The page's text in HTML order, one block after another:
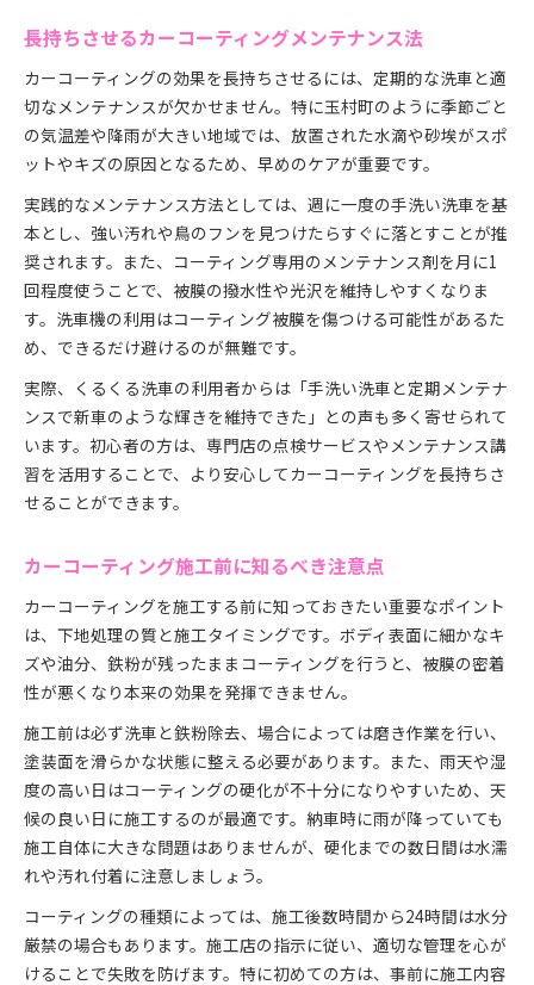
長持ちさせるカーコーティングメンテナンス法
カーコーティングの効果を長持ちさせるには、定期的な洗車と適
切なメンテナンスが欠かせません。特に玉村町のように季節ごと
の気温差や降雨が大きい地域では、放置された水滴や砂埃がスポ
ットやキズの原因となるため、早めのケアが重要です。
実践的なメンテナンス方法としては、週に一度の手洗い洗車を基
本とし、強い汚れや鳥のフンを見つけたらすぐに落とすことが推
奨されます。また、コーティング専用のメンテナンス剤を月に1
回程度使うことで、被膜の撥水性や光沢を維持しやすくなりま
す。洗車機の利用はコーティング被膜を傷つける可能性があるた
め、できるだけ避けるのが無難です。
実際、くるくる洗車の利用者からは「手洗い洗車と定期メンテナ
ンスで新車のような輝きを維持できた」との声も多く寄せられて
います。初心者の方は、専門店の点検サービスやメンテナンス講
習を活用することで、より安心してカーコーティングを長持ちさ
せることができます。
カーコーティング施工前に知るべき注意点
カーコーティングを施工する前に知っておきたい重要なポイント
は、下地処理の質と施工タイミングです。ボディ表面に細かなキ
ズや油分、鉄粉が残ったままコーティングを行うと、被膜の密着
性が悪くなり本来の効果を発揮できません。
施工前は必ず洗車と鉄粉除去、場合によっては磨き作業を行い、
塗装面を滑らかな状態に整える必要があります。また、雨天や湿
度の高い日はコーティングの硬化が不十分になりやすいため、天
候の良い日に施工するのが最適です。納車時に雨が降っていても
施工自体に大きな問題はありませんが、硬化までの数日間は水濡
れや汚れ付着に注意しましょう。
コーティングの種類によっては、施工後数時間から24時間は水分
厳禁の場合もあります。施工店の指示に従い、適切な管理を心が
けることで失敗を防げます。特に初めての方は、事前に施工内容